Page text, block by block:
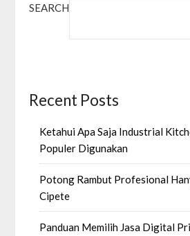
SEARCH
Recent Posts
Ketahui Apa Saja Industrial
Populer Digunakan
Potong Rambut Profesional
Cipete
Panduan Memilih Jasa Digital